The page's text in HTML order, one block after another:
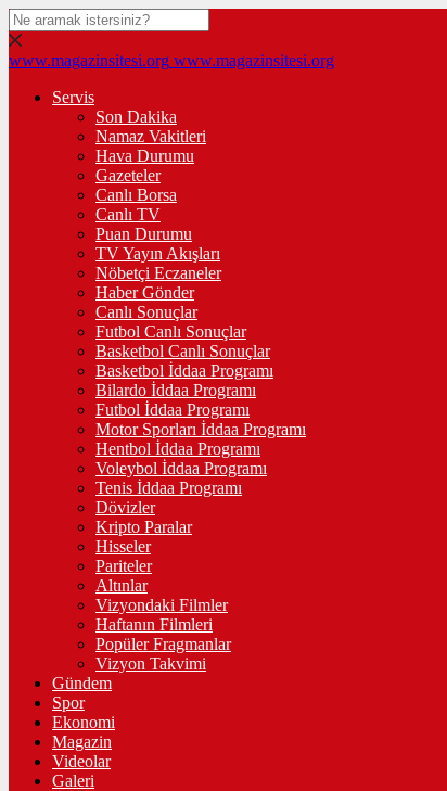
www.magazinsitesi.org www.magazinsitesi.org
Servis
Son Dakika
Namaz Vakitleri
Hava Durumu
Gazeteler
Canlı Borsa
Canlı TV
Puan Durumu
TV Yayın Akışları
Nöbetçi Eczaneler
Haber Gönder
Canlı Sonuçlar
Futbol Canlı Sonuçlar
Basketbol Canlı Sonuçlar
Basketbol İddaa Programı
Bilardo İddaa Programı
Futbol İddaa Programı
Motor Sporları İddaa Programı
Hentbol İddaa Programı
Voleybol İddaa Programı
Tenis İddaa Programı
Dövizler
Kripto Paralar
Hisseler
Pariteler
Altınlar
Vizyondaki Filmler
Haftanın Filmleri
Popüler Fragmanlar
Vizyon Takvimi
Gündem
Spor
Ekonomi
Magazin
Videolar
Galeri